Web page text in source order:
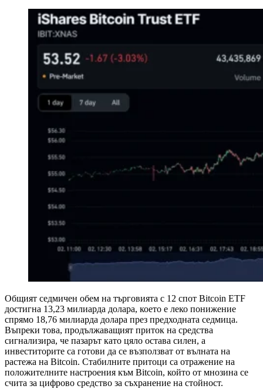
Общият седмичен обем на търговията с 12 спот Bitcoin ETF
достигна 13,23 милиарда долара, което е леко понижение
спрямо 18,76 милиарда долара през предходната седмица.
Въпреки това, продължаващият приток на средства
сигнализира, че пазарът като цяло остава силен, а
инвеститорите са готови да се възползват от вълната на
растежа на Bitcoin. Стабилните притоци са отражение на
положителните настроения към Bitcoin, който от мнозина се
счита за цифрово средство за съхранение на стойност.